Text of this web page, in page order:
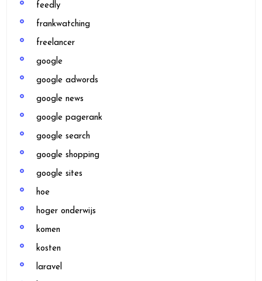
feedly
frankwatching
freelancer
google
google adwords
google news
google pagerank
google search
google shopping
google sites
hoe
hoger onderwijs
komen
kosten
laravel